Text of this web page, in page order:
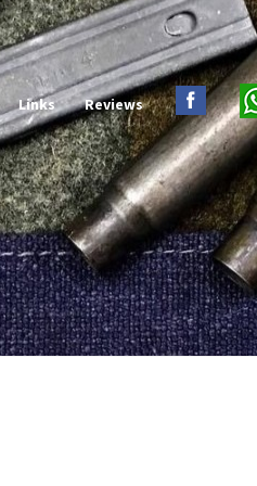
Links Reviews